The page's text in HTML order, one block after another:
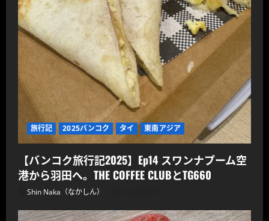
旅行記 2025バンコク タイ 東南アジア
【バンコク旅行記2025】Ep14 スワンナプーム空
港から羽田へ。THE COFFEE CLUBとTG660
Shin Naka（なかしん）